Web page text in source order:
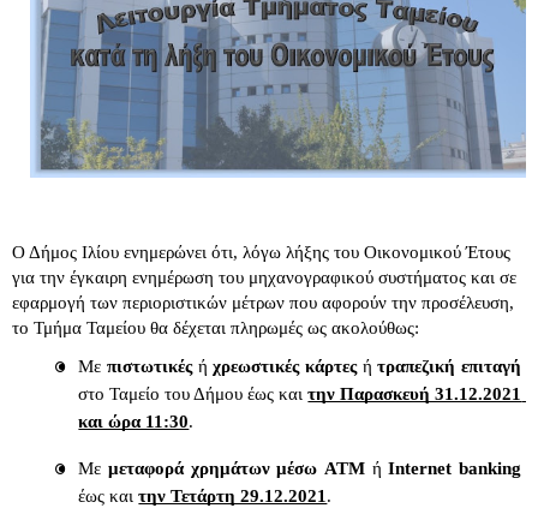
Ο Δήμος Ιλίου ενημερώνει ότι, λόγω λήξης του Οικονομικού Έτους
για την έγκαιρη ενημέρωση του μηχανογραφικού συστήματος και σε
εφαρμογή των περιοριστικών μέτρων που αφορούν την προσέλευση,
το Τμήμα Ταμείου θα δέχεται πληρωμές ως ακολούθως:
Με πιστωτικές ή χρεωστικές κάρτες ή τραπεζική επιταγή
στο Ταμείο του Δήμου έως και την Παρασκευή 31.12.2021
και ώρα 11:30.
Με μεταφορά χρημάτων μέσω ATM ή Internet banking
έως και την Τετάρτη 29.12.2021.